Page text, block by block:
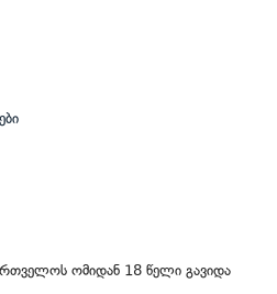
ომიდან 18 წელი გავიდა